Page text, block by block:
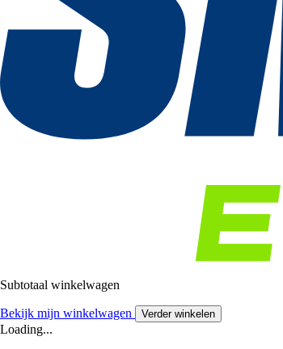
Subtotaal winkelwagen
Bekijk mijn winkelwagen Verder winkelen
Loading...